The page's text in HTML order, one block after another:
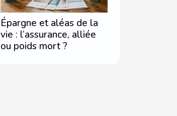
Épargne et aléas de la
vie : l’assurance, alliée
ou poids mort ?